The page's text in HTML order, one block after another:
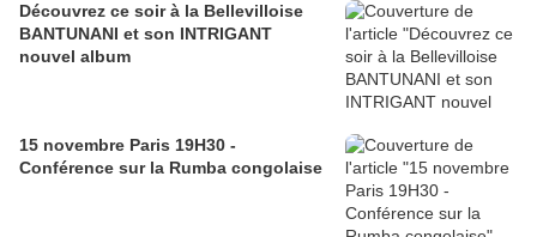
Découvrez ce soir à la Bellevilloise
BANTUNANI et son INTRIGANT
nouvel album
15 novembre Paris 19H30 -
Conférence sur la Rumba congolaise